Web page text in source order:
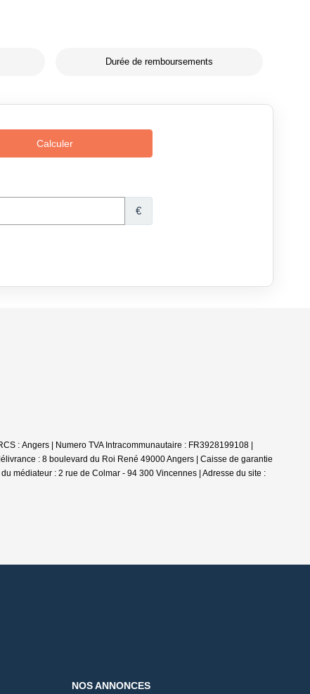
Durée de remboursements
: Angers | Numero TVA Intracommunautaire : FR3928199108 |
: 8 boulevard du Roi René 49000 Angers | Caisse de garantie
médiateur : 2 rue de Colmar - 94 300 Vincennes | Adresse du site :
NOS ANNONCES